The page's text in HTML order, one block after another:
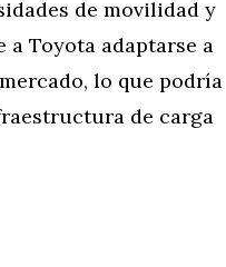
de movilidad y
Toyota adaptarse a
lo que podría
de carga